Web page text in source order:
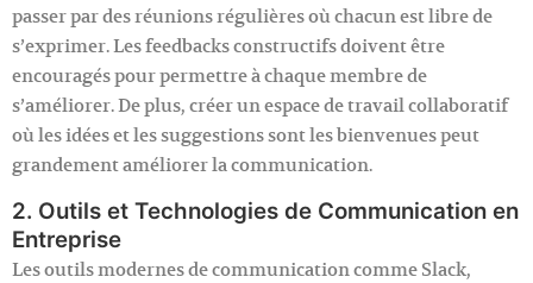
passer par des réunions régulières où chacun est libre de
s’exprimer. Les feedbacks constructifs doivent être
encouragés pour permettre à chaque membre de
s’améliorer. De plus, créer un espace de travail collaboratif
où les idées et les suggestions sont les bienvenues peut
grandement améliorer la communication.
2. Outils et Technologies de Communication en
Entreprise
Les outils modernes de communication comme Slack,